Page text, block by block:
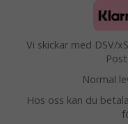
Vi skickar med DSV/
Normal
Hos oss kan du